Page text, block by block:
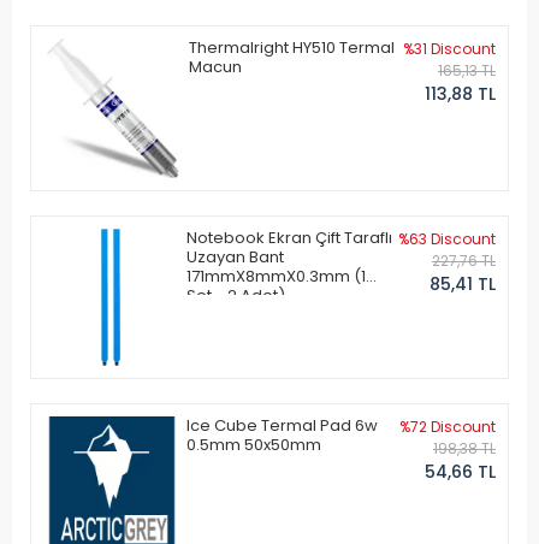
Thermalright HY510 Termal
Macun
%31 Discount
165,13 TL
113,88 TL
Notebook Ekran Çift Taraflı
Uzayan Bant
171mmX8mmX0.3mm (1
Set - 2 Adet)
%63 Discount
227,76 TL
85,41 TL
Ice Cube Termal Pad 6w
0.5mm 50x50mm
%72 Discount
198,38 TL
54,66 TL